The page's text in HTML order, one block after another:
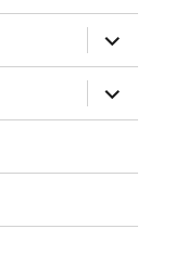
mở
rộng
trình
đơn
con
mở
rộng
trình